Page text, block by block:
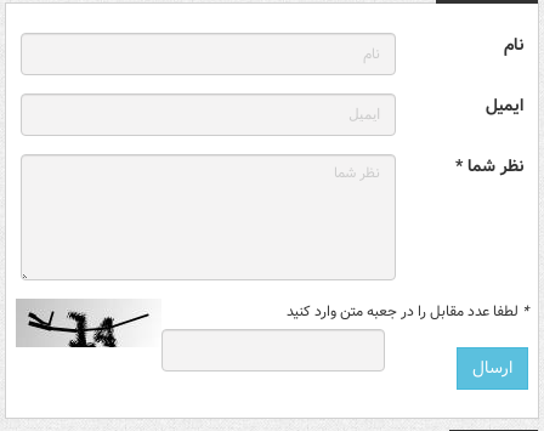
نام
ایمیل
نظر شما *
* لطفا عدد مقابل را در جعبه متن وارد کنید